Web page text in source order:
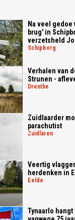
Na veel
brug' in
verzetsheld
schipborg
Verhalen van
Strunen -
drenthe
Zuidlaarder
parachutist
zuidlaren
Veertig
herdenken in
eelde
Tynaarlo hangt